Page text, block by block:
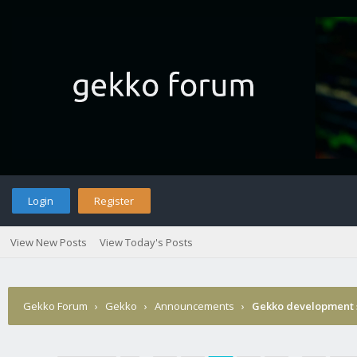
Login Register
View New Posts View Today's Posts
Gekko Forum › Gekko › Announcements › Gekko